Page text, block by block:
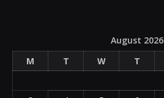
August 2026
M
T W T